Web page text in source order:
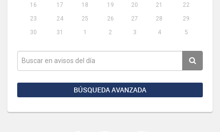
16
17 18 19 20 21
22
23
24 25 26 27 28
29
30
31 1 2 3 4 5
BÚSQUEDA AVANZADA